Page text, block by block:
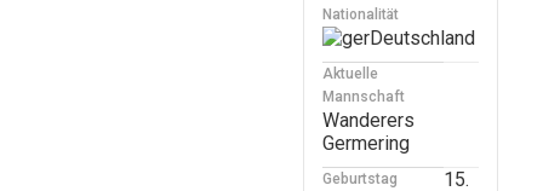
Nationalität
Deutschland
Aktuelle
Mannschaft
Wanderers
Germering
Geburtstag
15.